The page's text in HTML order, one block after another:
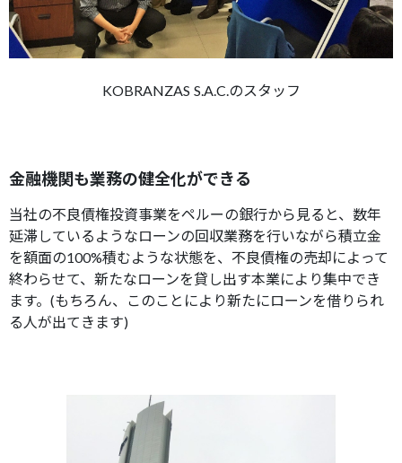
KOBRANZAS S.A.C.のスタッフ
金融機関も業務の健全化ができる
当社の不良債権投資事業をペルーの銀行から見ると、数年
延滞しているようなローンの回収業務を行いながら積立金
を額面の100%積むような状態を、不良債権の売却によって
終わらせて、新たなローンを貸し出す本業により集中でき
ます。(もちろん、このことにより新たにローンを借りられ
る人が出てきます)